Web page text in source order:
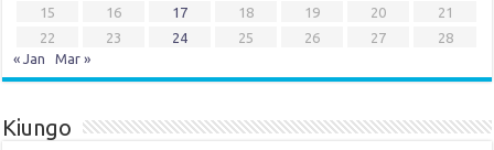
15
16 17 18 19 20
21
22
23 24 25 26 27
28
« Jan
Mar »
Kiungo